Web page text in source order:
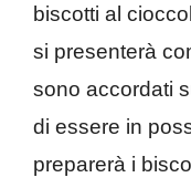
biscotti al
si presenterà
sono accordati
di essere in
preparerà i